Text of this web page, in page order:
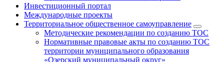
Инвестиционный портал
Международные проекты
Территориальное общественное самоуправление
Методические рекомендации по созданию ТОС
Нормативные правовые акты по созданию ТОС
территории муниципального образования
«Озерский муниципальный округ»